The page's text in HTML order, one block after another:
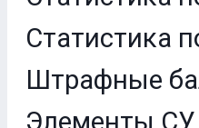
Статистика
Штрафные
Элементы СУ